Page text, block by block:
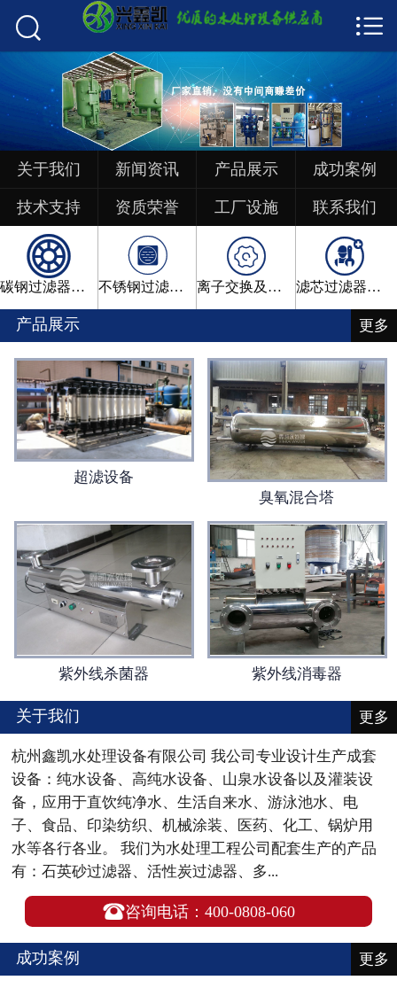
 首页
新闻资讯
成功案例
技术支持
工厂设施
联系我们


关于我们 新闻资讯 产品展示 成功案例
技术支持 资质荣誉 工厂设施 联系我们

碳钢过滤器系列

不锈钢过滤器系列

离子交换及软化系列

滤芯过滤器系列
产品展示 更多
超滤设备
臭氧混合塔
紫外线杀菌器 紫外线消毒器
关于我们 更多
杭州鑫凯水处理设备有限公司 我公司专业设计生产成套
设备：纯水设备、高纯水设备、山泉水设备以及灌装设
备，应用于直饮纯净水、生活自来水、游泳池水、电
子、食品、印染纺织、机械涂装、医药、化工、锅炉用
水等各行各业。 我们为水处理工程公司配套生产的产品
有：石英砂过滤器、活性炭过滤器、多...
咨询电话：400-0808-060
成功案例 更多